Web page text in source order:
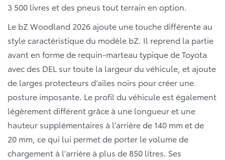
3 500 livres et des pneus tout terrain en option.
Le bZ Woodland 2026 ajoute une touche différente au
style caractéristique du modèle bZ. Il reprend la partie
avant en forme de requin-marteau typique de Toyota
avec des DEL sur toute la largeur du véhicule, et ajoute
de larges protecteurs d’ailes noirs pour créer une
posture imposante. Le profil du véhicule est également
légèrement différent grâce à une longueur et une
hauteur supplémentaires à l’arrière de 140 mm et de
20 mm, ce qui lui permet de porter le volume de
chargement à l’arrière à plus de 850 litres. Ses